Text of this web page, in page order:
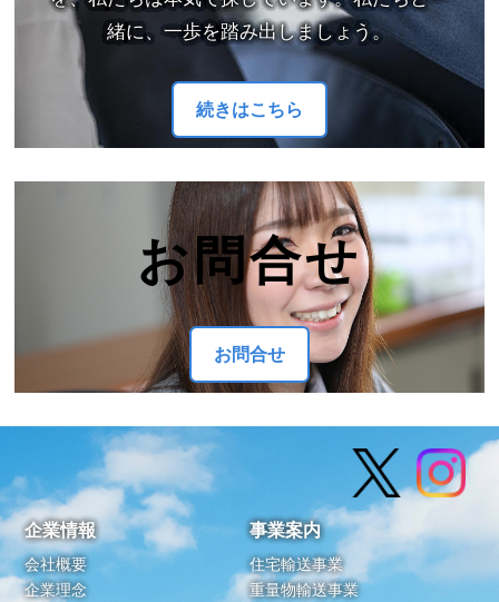
緒に、一歩を踏み出しましょう。
続きはこちら
お問合せ
お問合せ
企業情報
会社概要
企業理念
事業案内
住宅輸送事業
重量物輸送事業